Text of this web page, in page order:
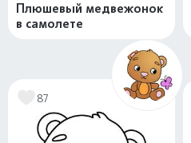
Плюшевый медвежонок
в самолете
87